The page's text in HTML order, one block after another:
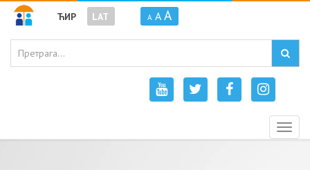
ЋИР LAT A A A